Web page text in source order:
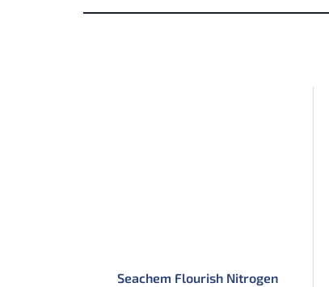
Seachem Flourish Nitrogen